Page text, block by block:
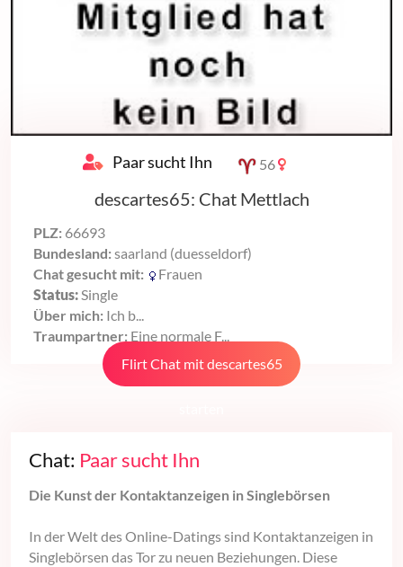
Paar sucht Ihn 56
descartes65: Chat Mettlach
PLZ: 66693
Bundesland: saarland (duesseldorf)
Chat gesucht mit:
Frauen
Status:Single
Über mich: Ich b...
Traumpartner: Eine normale F...
Flirt Chat mit descartes65
Chat: Paar sucht Ihn
Die Kunst der Kontaktanzeigen in Singlebörsen
In der Welt des Online-Datings sind Kontaktanzeigen in
Singlebörsen das Tor zu neuen Beziehungen. Diese